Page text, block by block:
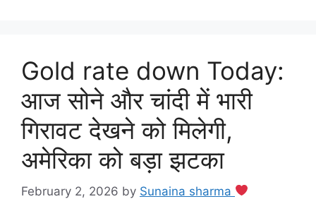
Gold rate down Today:
आज सोने और चांदी में भारी
गिरावट देखने को मिलेगी,
अमेरिका को बड़ा झटका
February 2, 2026 by Sunaina sharma